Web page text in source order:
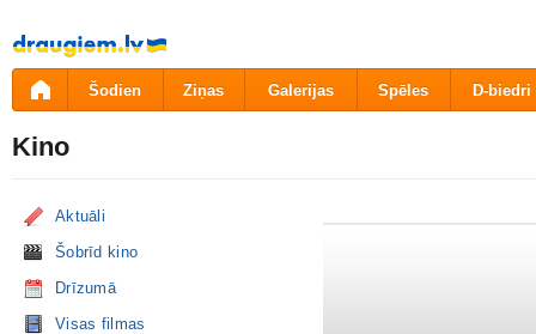
Pāriet
uz
saturu
Šodien Ziņas Galerijas Spēles D-biedri
Kino
Aktuāli
Šobrīd kino
Drīzumā
Visas filmas